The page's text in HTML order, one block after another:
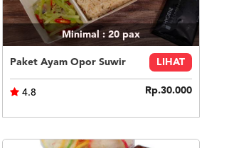
Minimal : 20pax
Paket Ayam Opor Suwir LIHAT
4.8 Rp.30.000